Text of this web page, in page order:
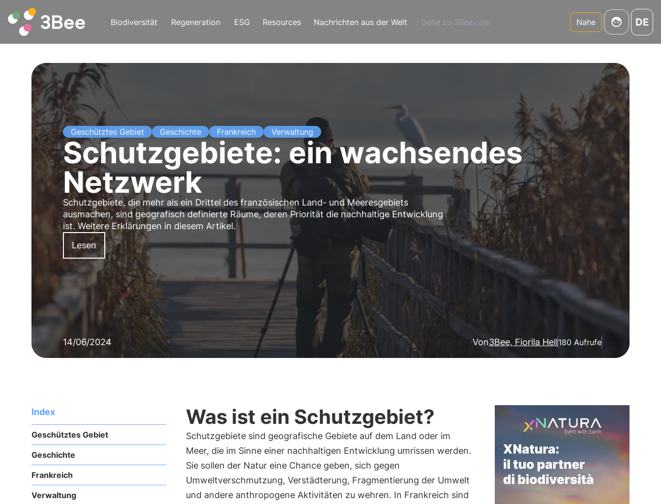
Biodiversität Regeneration ESG Resources Nachrichten aus der Welt Gehe zu 3Bee.com Nahe DE
Geschütztes Gebiet Geschichte Frankreich Verwaltung
Schutzgebiete: ein wachsendes
Netzwerk
Schutzgebiete, die mehr als ein Drittel des französischen Land- und Meeresgebiets
ausmachen, sind geografisch definierte Räume, deren Priorität die nachhaltige Entwicklung
ist. Weitere Erklärungen in diesem Artikel.
Lesen
14/06/2024 Von3Bee, Fiorila Hell180 Aufrufe
Index
Geschütztes Gebiet
Geschichte
Frankreich
Verwaltung
Was ist ein Schutzgebiet?
Schutzgebiete sind geografische Gebiete auf dem Land oder im
Meer, die im Sinne einer nachhaltigen Entwicklung umrissen werden.
Sie sollen der Natur eine Chance geben, sich gegen
Umweltverschmutzung, Verstädterung, Fragmentierung der Umwelt
und andere anthropogene Aktivitäten zu wehren. In Frankreich sind